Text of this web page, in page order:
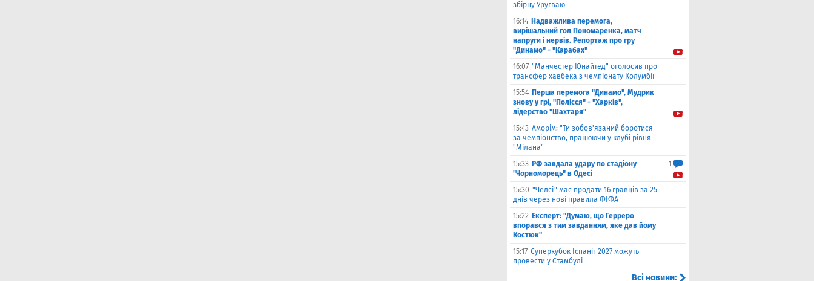
збірну Уругваю
16:14 Надважлива перемога,
вирішальний гол Пономаренка, матч
напруги і нервів. Репортаж про гру
"Динамо" - "Карабах"
16:07 "Манчестер Юнайтед" оголосив про
трансфер хавбека з чемпіонату Колумбії
15:54 Перша перемога "Динамо", Мудрик
знову у грі, "Полісся" - "Харків",
лідерство "Шахтаря"
15:43 Аморім: "Ти зобов'язаний боротися
за чемпіонство, працюючи у клубі рівня
"Мілана"
15:33 РФ завдала удару по стадіону
"Чорноморець" в Одесі
1
15:30 "Челсі" має продати 16 гравців за 25
днів через нові правила ФІФА
15:22 Експерт: "Думаю, що Герреро
впорався з тим завданням, яке дав йому
Костюк"
15:17 Суперкубок Іспанії-2027 можуть
провести у Стамбулі
Всі новини: